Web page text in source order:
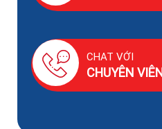
CHAT VỚI
CHUYÊN